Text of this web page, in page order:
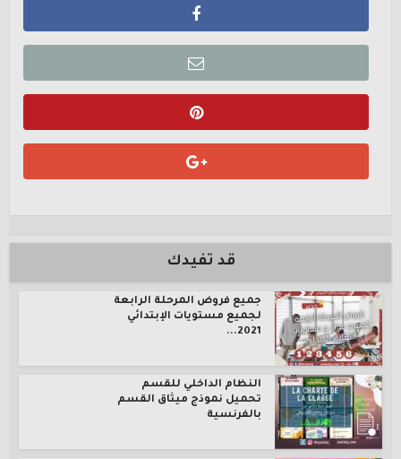
قد تفيدك
جميع فروض المرحلة الرابعة
لجميع مستويات الإبتدائي
2021...
النظام الداخلي للقسم
تحميل نموذج ميثاق القسم
بالفرنسية